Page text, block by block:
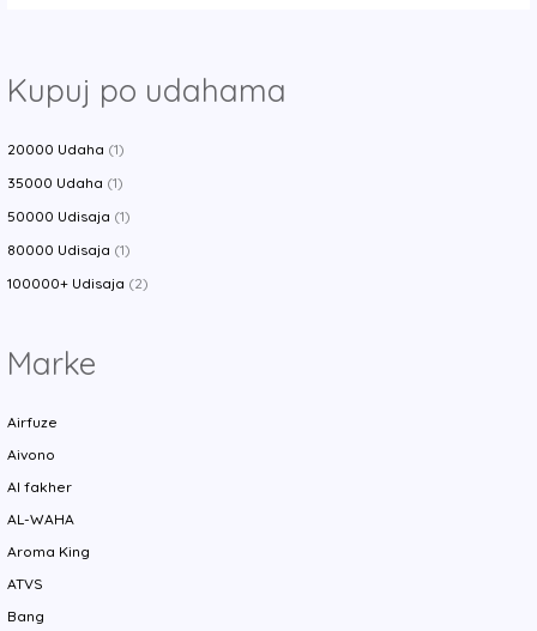
Kupuj po udahama
20000 Udaha (1)
35000 Udaha (1)
50000 Udisaja (1)
80000 Udisaja (1)
100000+ Udisaja (2)
Marke
Airfuze
Aivono
Al fakher
AL-WAHA
Aroma King
ATVS
Bang